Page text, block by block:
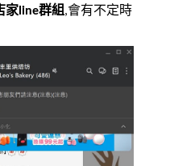
家line群組,會有不定時